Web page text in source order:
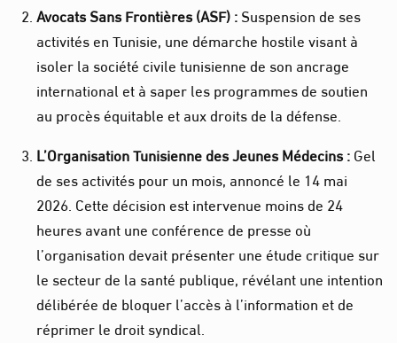
Avocats Sans Frontières (ASF) :Suspension de ses
activités en Tunisie, une démarche hostile visant à
isoler la société civile tunisienne de son ancrage
international et à saper les programmes de soutien
au procès équitable et aux droits de la défense.
L’Organisation Tunisienne des Jeunes Médecins :Gel
de ses activités pour un mois, annoncé le 14 mai
2026. Cette décision est intervenue moins de 24
heures avant une conférence de presse où
l’organisation devait présenter une étude critique sur
le secteur de la santé publique, révélant une intention
délibérée de bloquer l’accès à l’information et de
réprimer le droit syndical.